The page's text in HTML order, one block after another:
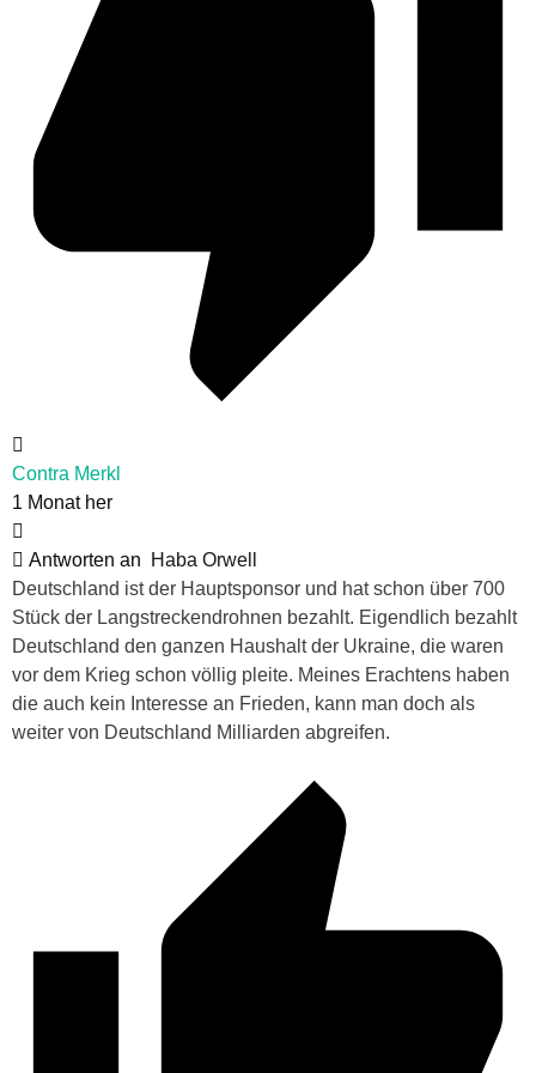
Contra Merkl
1 Monat her
Antworten an
Haba Orwell
Deutschland ist der Hauptsponsor und hat schon über 700
Stück der Langstreckendrohnen bezahlt. Eigendlich bezahlt
Deutschland den ganzen Haushalt der Ukraine, die waren
vor dem Krieg schon völlig pleite. Meines Erachtens haben
die auch kein Interesse an Frieden, kann man doch als
weiter von Deutschland Milliarden abgreifen.